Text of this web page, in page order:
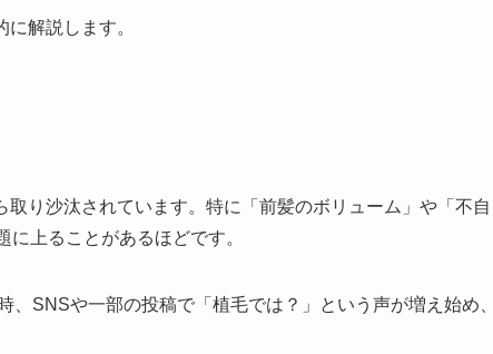
解説します。
り沙汰されています。特に「前髪のボリューム」や「不自
上ることがあるほどです。
SNSや一部の投稿で「植毛では？」という声が増え始め、